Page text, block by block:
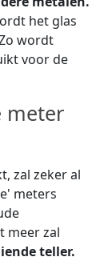
het glas
wordt
voor de
meter
zal zeker al
meters
meer zal
teller.